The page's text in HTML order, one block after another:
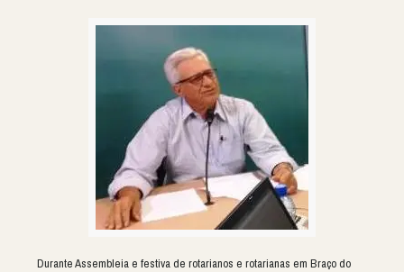
Durante Assembleia e festiva de rotarianos e rotarianas em Braço do